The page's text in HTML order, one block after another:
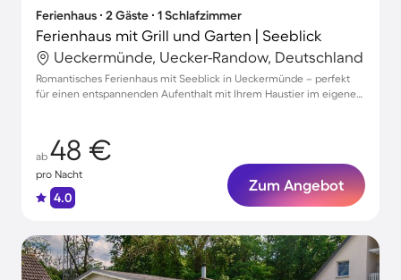
Ferienhaus ∙ 2 Gäste ∙ 1 Schlafzimmer
Ferienhaus mit Grill und Garten | Seeblick
Ueckermünde, Uecker-Randow, Deutschland
Romantisches Ferienhaus mit Seeblick in Ueckermünde – perfekt
für einen entspannenden Aufenthalt mit Ihrem Haustier im eigenen
ab 48 €
pro Nacht
4.0
Zum Angebot